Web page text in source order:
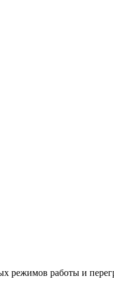
режимов работы и